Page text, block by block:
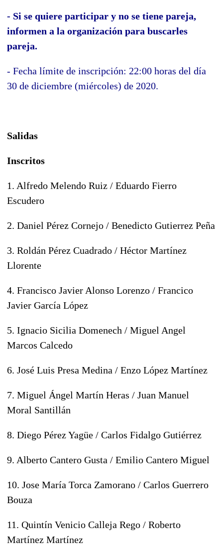
- Si se quiere participar y no se tiene pareja,
informen a la organización para buscarles
pareja.
- Fecha límite de inscripción: 22:00 horas del día
30 de diciembre (miércoles) de 2020.
Salidas
Inscritos
1. Alfredo Melendo Ruiz / Eduardo Fierro
Escudero
2. Daniel Pérez Cornejo / Benedicto Gutierrez Peña
3. Roldán Pérez Cuadrado / Héctor Martínez
Llorente
4. Francisco Javier Alonso Lorenzo / Francico
Javier García López
5. Ignacio Sicilia Domenech / Miguel Angel
Marcos Calcedo
6. José Luis Presa Medina / Enzo López Martínez
7. Miguel Ángel Martín Heras / Juan Manuel
Moral Santillán
8. Diego Pérez Yagüe / Carlos Fidalgo Gutiérrez
9. Alberto Cantero Gusta / Emilio Cantero Miguel
10. Jose María Torca Zamorano / Carlos Guerrero
Bouza
11. Quintín Venicio Calleja Rego / Roberto
Martínez Martínez